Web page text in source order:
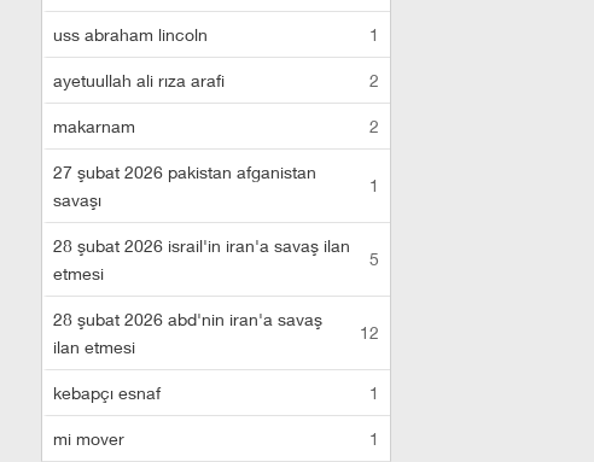
uss abraham lincoln 1
ayetuullah ali rıza arafi 2
makarnam 2
27 şubat 2026 pakistan afganistan
savaşı
1
28 şubat 2026 israil'in iran'a savaş ilan
etmesi
5
28 şubat 2026 abd'nin iran'a savaş
ilan etmesi
12
kebapçı esnaf 1
mi mover 1